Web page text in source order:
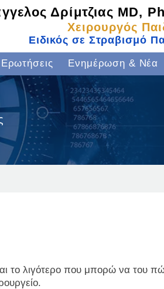
Δρίμτζιας MD,
Χειρουργός
Ειδικός σε Στραβισμό
Ενημέρωση & Νέα
το λιγότερο που μπορώ να του